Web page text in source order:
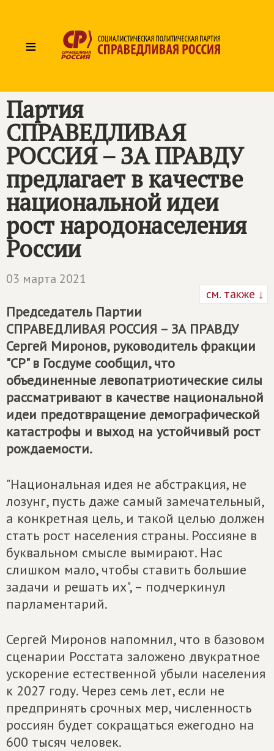
≡
Партия
СПРАВЕДЛИВАЯ
РОССИЯ – ЗА ПРАВДУ
предлагает в качестве
национальной идеи
рост народонаселения
России
03 марта 2021
см. также ↓
Председатель Партии
СПРАВЕДЛИВАЯ РОССИЯ – ЗА ПРАВДУ
Сергей Миронов, руководитель фракции
"СР" в Госдуме сообщил, что
объединенные левопатриотические силы
рассматривают в качестве национальной
идеи предотвращение демографической
катастрофы и выход на устойчивый рост
рождаемости.
"Национальная идея не абстракция, не
лозунг, пусть даже самый замечательный,
а конкретная цель, и такой целью должен
стать рост населения страны. Россияне в
буквальном смысле вымирают. Нас
слишком мало, чтобы ставить большие
задачи и решать их", – подчеркинул
парламентарий.
Сергей Миронов напомнил, что в базовом
сценарии Росстата заложено двукратное
ускорение естественной убыли населения
к 2027 году. Через семь лет, если не
предпринять срочных мер, численность
россиян будет сокращаться ежегодно на
600 тысяч человек.